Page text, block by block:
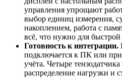
управления упрощают
выбор единиц измерения,
накоплением, работа с
всё, что нужно для
Готовность к интеграции.
подключается к ПК или
учёта. Четыре
распределение нагрузки и